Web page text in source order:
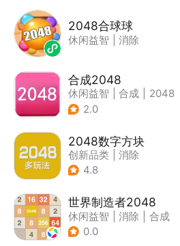
2048合球球
休闲益智 消除
合成2048
休闲益智 合成
2048
2.0
2048数字方块
创新品类
消除
| 多比特
4.8
世界制造者2048
休闲益智 消除
合成
0.0